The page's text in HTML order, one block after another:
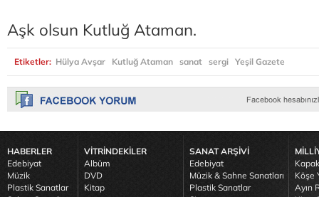
Aşk olsun Kutluğ Ataman.
Etiketler: Hülya Avşar Kutluğ Ataman sanat sergi Yeşil Gazete
HABERLER
Edebiyat
Müzik
Plastik Sanatlar
VİTRİNDEKİLER
Albüm
DVD
Kitap
SANAT ARŞİVİ
Edebiyat
Müzik & Sahne Sanatları
Plastik Sanatlar
Köşe
Ayın